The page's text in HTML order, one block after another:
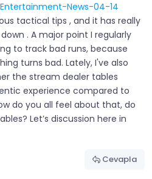
News-04-14
tactical tips , and it has really
. A major point I regularly
to track bad runs, because
turns bad. Lately, I've also
the stream dealer tables
experience compared to
do you all feel about that, do
Let’s discussion here in
Cevapla